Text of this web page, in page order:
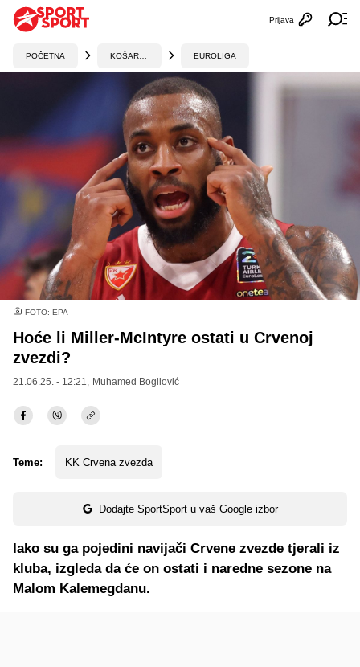
Otvori
Prijava
POČETNA EUROLIGA
FOTO: EPA
Hoće li Miller-McIntyre ostati u Crvenoj
zvezdi?
21.06.25. - 12:21, Muhamed Bogilović
Teme: KK Crvena zvezda
Dodajte SportSport u vaš Google izbor
Iako su ga pojedini navijači Crvene zvezde tjerali iz
kluba, izgleda da će on ostati i naredne sezone na
Malom Kalemegdanu.